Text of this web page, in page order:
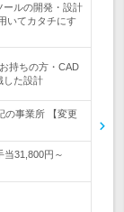
ールの開発・設計
いてカタチにす
持ちの方・CAD
した設計
の事業所 【変更
31,800円～